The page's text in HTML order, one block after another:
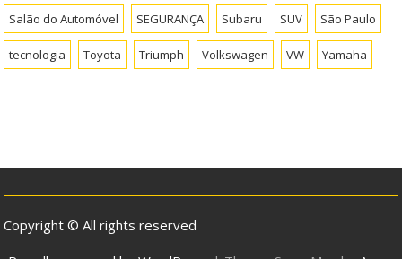
Salão do Automóvel SEGURANÇA Subaru SUV São Paulo
tecnologia Toyota Triumph Volkswagen VW Yamaha
Copyright © All rights reserved